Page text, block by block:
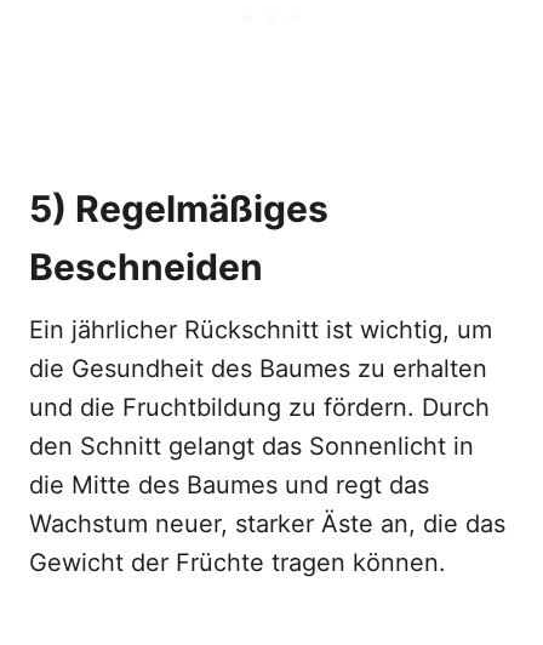
5) Regelmäßiges
Beschneiden
Ein jährlicher Rückschnitt ist wichtig, um
die Gesundheit des Baumes zu erhalten
und die Fruchtbildung zu fördern. Durch
den Schnitt gelangt das Sonnenlicht in
die Mitte des Baumes und regt das
Wachstum neuer, starker Äste an, die das
Gewicht der Früchte tragen können.